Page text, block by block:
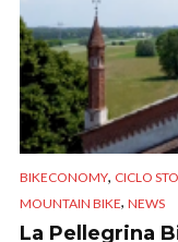
BIKECONOMY, CICLO
MOUNTAIN BIKE, NEWS
La Pellegrina